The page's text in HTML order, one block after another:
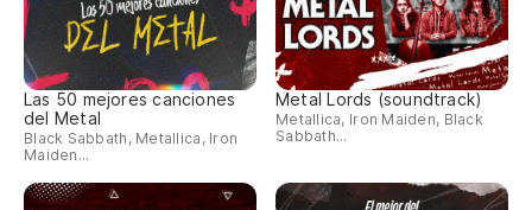
Las 50 mejores canciones
del Metal
Black Sabbath, Metallica, Iron
Maiden...
Metal Lords (soundtrack)
Metallica, Iron Maiden, Black
Sabbath...